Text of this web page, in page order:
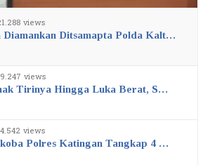
views
Diamankan Ditsamapta Polda Kalt…
views
Tirinya Hingga Luka Berat, S…
views
Polres Katingan Tangkap 4 …